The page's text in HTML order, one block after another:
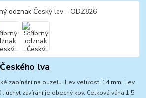
lva
zapínání na puzetu. Lev velikosti 14 mm. Lev
úchyt zavírání je obecný kov. Celková váha 1,5